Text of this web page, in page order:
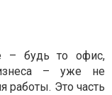
– будь то офис,
– уже не
работы. Это часть